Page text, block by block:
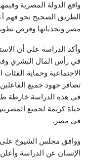
واقع الدولة المصرية
الطريق الصحيح نحو فهم
مصر وتحدياتها وفرص
وأكد الدراسة على أن
في رأس المال البشري
الاجتماعية وحماية
تضافر جهود جميع
في هذه الدراسة خارطة
حياة كريمة لجميع
في مصر.
ووافق مجلس الشيوخ على
الإنسان عن الدراسة